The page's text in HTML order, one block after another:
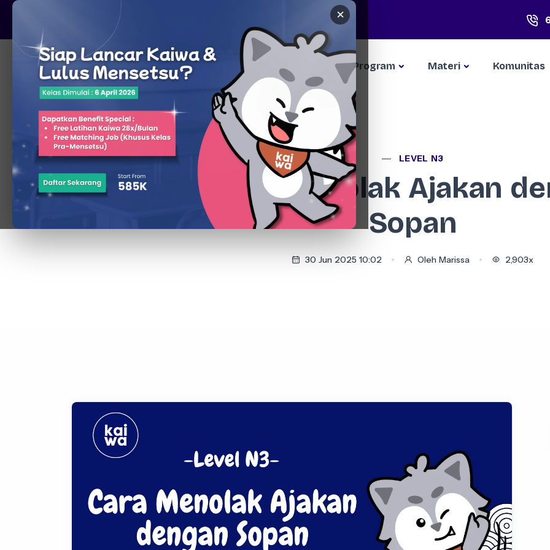
×
Pare, Kediri - Jawa Timur
Beranda Kompetisi Program Materi Komunitas
LEVEL N3
Cara Menolak Ajakan
Sopan
30 Jun 2025 10:02 Oleh Marissa 2,903x